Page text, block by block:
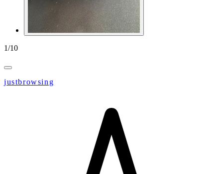
1/10
justbrowsing